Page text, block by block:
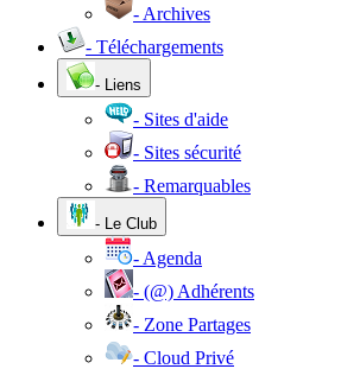
- Archives
- Téléchargements
- Liens
- Sites d'aide
- Sites sécurité
- Remarquables
- Le Club
- Agenda
- (@) Adhérents
- Zone Partages
- Cloud Privé